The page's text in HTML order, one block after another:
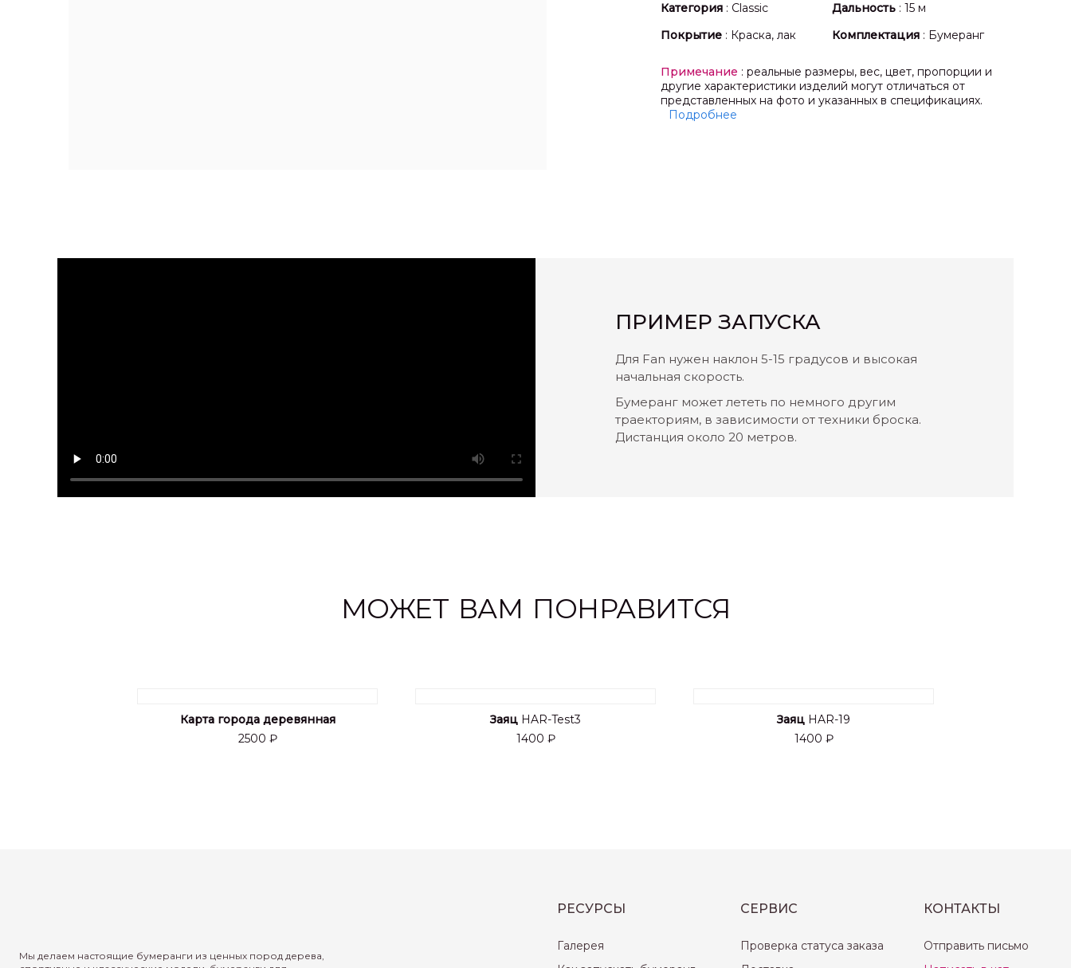
Категория : Classic Дальность : 15 м
Покрытие : Краска, лак Комплектация : Бумеранг
Примечание : реальные размеры, вес, цвет, пропорции и
другие характеристики изделий могут отличаться от
представленных на фото и указанных в спецификациях.
Подробнее
ПРИМЕР ЗАПУСКА
Для Fan нужен наклон 5-15 градусов и высокая
начальная скорость.
Бумеранг может лететь по немного другим
траекториям, в зависимости от техники броска.
Дистанция около 20 метров.
МОЖЕТ ВАМ ПОНРАВИТСЯ
Карта города деревянная
2500 ₽
Заяц HAR-Test3
1400 ₽
Заяц HAR-19
1400 ₽
Мы делаем настоящие бумеранги из ценных пород дерева,
РЕСУРСЫ
Галерея
СЕРВИС
Проверка статуса заказа
КОНТАКТЫ
Отправить письмо